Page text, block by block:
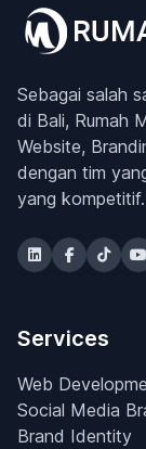
Sebagai salah
di Bali, Rumah
Website,
dengan tim
yang kompetitif.
Services
Web
Social Media
Brand Identity